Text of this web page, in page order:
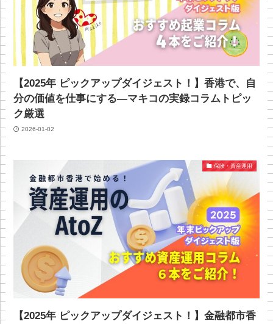
【2025年 ピックアップダイジェスト！】香港で、自
分の価値を仕事にする—マキコの実録コラムトピッ
ク厳選
2026-01-02
保険・資産運用
【2025年 ピックアップダイジェスト！】金融都市香